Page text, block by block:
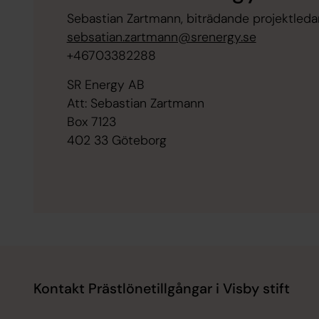
Sebastian Zartmann, biträdande
sebsatian.zartmann@srenergy.se
+46703382288
SR Energy AB
Att: Sebastian Zartmann
Box 7123
402 33 Göteborg
Kontakt Prästlönetillgångar i Visby stift